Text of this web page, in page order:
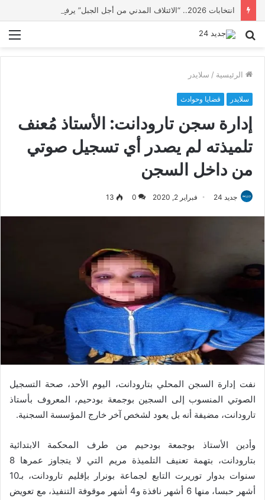
بحث
الرئيسية / سلايدر
سلايدر قضايا وحوادث
إدارة سجن تارودانت: الأستاذ مُعنف
تلميذته لم يصدر أي تسجيل صوتي
من داخل السجن
جديد 24 فبراير 2, 2020 0
13
نفت إدارة السجن المحلي بتارودانت، اليوم الأحد، صحة التسجيل
الصوتي المنسوب إلى السجين بوجمعة بودحيم، المعروف بأستاذ
تارودانت، مضيفة أنه بل يعود لشخص آخر خارج المؤسسة السجنية.
وأدين الأستاذ بوجمعة بودحيم من طرف المحكمة الابتدائية
بتارودانت، بتهمة تعنيف التلميذة مريم التي لا يتجاوز عمرها 8
سنوات بدوار توريرت التابع لجماعة بونرار بإقليم تارودانت، بـ10
أشهر حبسا، منها 6 أشهر نافذة و4 أشهر موقوفة التنفيذ، مع تعويض